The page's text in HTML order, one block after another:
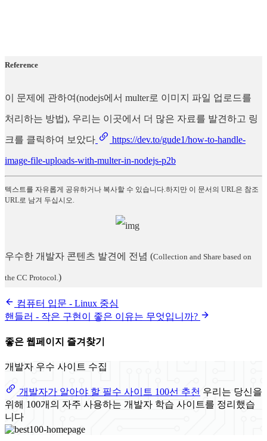
Reference
이 문제에 관하여(nodejs에서 multer로 이미지 파일 업로드를
처리하는 방법), 우리는 이곳에서 더 많은 자료를 발견하고 링
크를 클릭하여 보았다 https://dev.to/gude1/how-to-handle-
image-file-uploads-with-multer-in-nodejs-p2b
텍스트를 자유롭게 공유하거나 복사할 수 있습니다.하지만 이 문서의 URL은 참조
URL로 남겨 두십시오.
우수한 개발자 콘텐츠 발견에 전념 (Collection and Share based on
the CC Protocol. )
컴퓨터 입문 - Linux 중심
핸들러 - 작은 구현이 좋은 이유는 무엇입니까?
좋은 웹페이지 즐겨찾기
개발자 우수 사이트 수집
개발자가 알아야 할 필수 사이트 100선 추천 우리는 당신을
위해 100개의 자주 사용하는 개발자 학습 사이트를 정리했습
니다